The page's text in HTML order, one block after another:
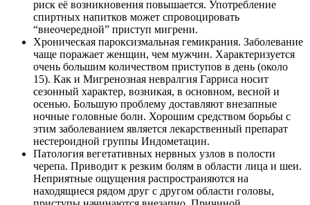
риск её возникновения повышается. Употребление
спиртных напитков может спровоцировать
“внеочередной” приступ мигрени.
Хроническая пароксизмальная гемикрания. Заболевание
чаще поражает женщин, чем мужчин. Характеризуется
очень большим количеством приступов в день (около
15). Как и Мигренозная невралгия Гарриса носит
сезонный характер, возникая, в основном, весной и
осенью. Большую проблему доставляют внезапные
ночные головные боли. Хорошим средством борьбы с
этим заболеванием является лекарственный препарат
нестероидной группы Индометацин.
Патология вегетативных нервных узлов в полости
черепа. Приводит к резким болям в области лица и шеи.
Неприятные ощущения распространяются на
находящиеся рядом друг с другом области головы,